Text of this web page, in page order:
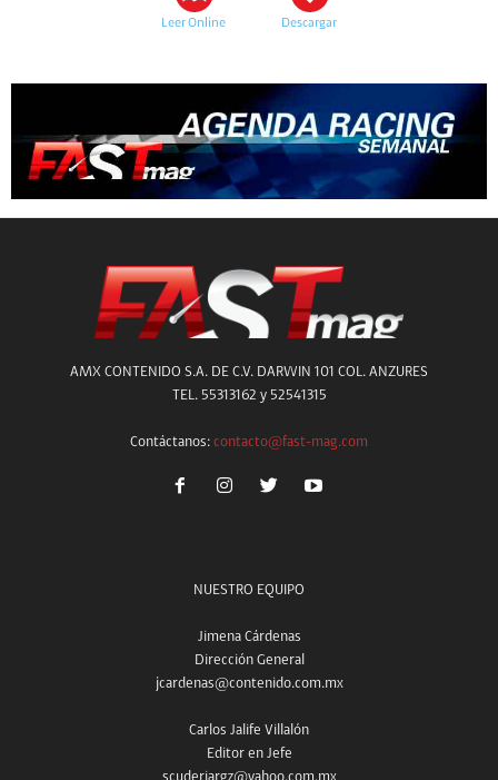
Leer Online Descargar
AMX CONTENIDO S.A. DE C.V. DARWIN 101 COL. ANZURES
TEL. 55313162 y 52541315
Contáctanos: contacto@fast-mag.com
NUESTRO EQUIPO
Jimena Cárdenas
Dirección General
jcardenas@contenido.com.mx
Carlos Jalife Villalón
Editor en Jefe
scuderiargz@yahoo.com.mx